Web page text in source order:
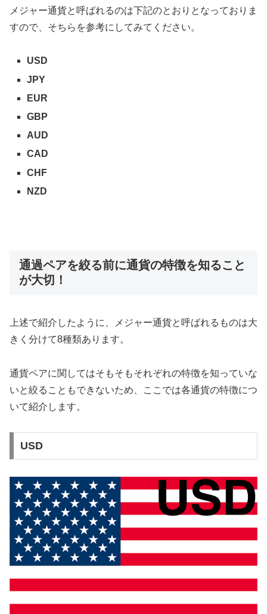
メジャー通貨と呼ばれるのは下記のとおりとなっておりま
すので、そちらを参考にしてみてください。
USD
JPY
EUR
GBP
AUD
CAD
CHF
NZD
通過ペアを絞る前に通貨の特徴を知ること
が大切！
上述で紹介したように、メジャー通貨と呼ばれるものは大
きく分けて8種類あります。
通貨ペアに関してはそもそもそれぞれの特徴を知っていな
いと絞ることもできないため、ここでは各通貨の特徴につ
いて紹介します。
USD